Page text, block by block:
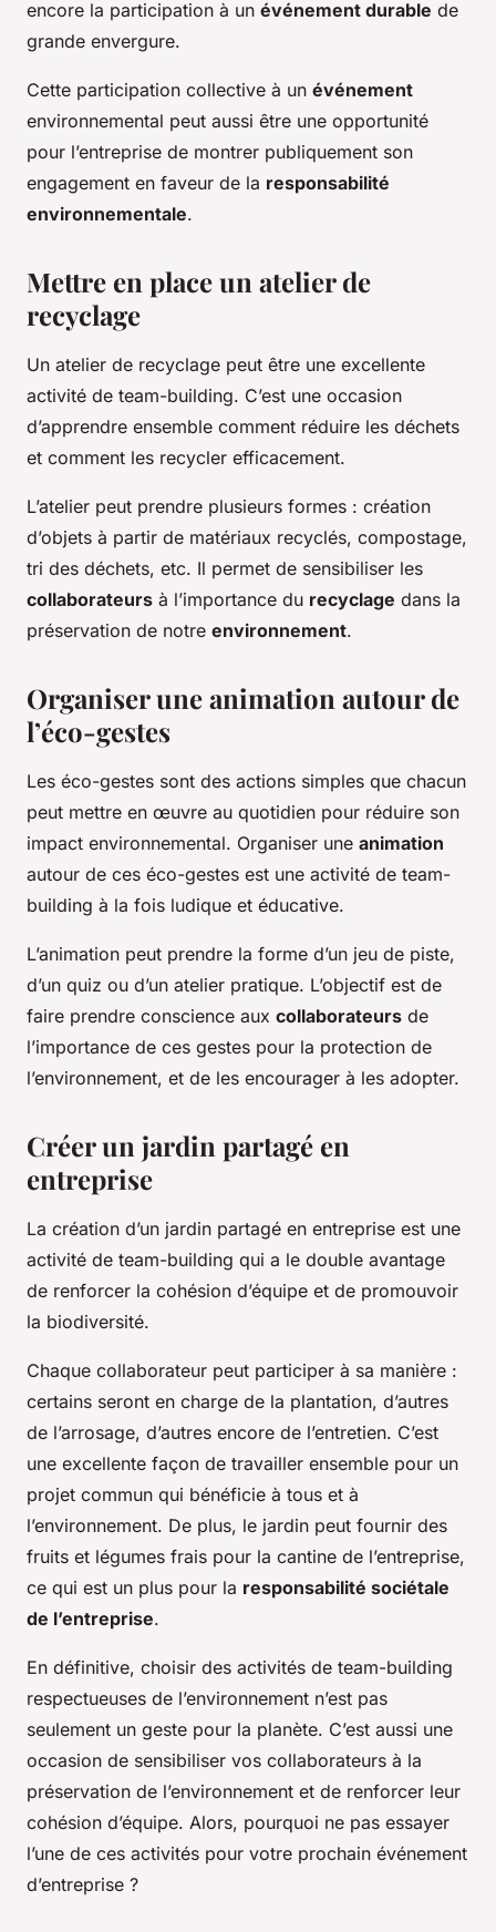
encore la participation à un événement durable de
grande envergure.
Cette participation collective à un événement
environnemental peut aussi être une opportunité
pour l’entreprise de montrer publiquement son
engagement en faveur de la responsabilité
environnementale.
Mettre en place un atelier de
recyclage
Un atelier de recyclage peut être une excellente
activité de team-building. C’est une occasion
d’apprendre ensemble comment réduire les déchets
et comment les recycler efficacement.
L’atelier peut prendre plusieurs formes : création
d’objets à partir de matériaux recyclés, compostage,
tri des déchets, etc. Il permet de sensibiliser les
collaborateurs à l’importance du recyclage dans la
préservation de notre environnement.
Organiser une animation autour de
l’éco-gestes
Les éco-gestes sont des actions simples que chacun
peut mettre en œuvre au quotidien pour réduire son
impact environnemental. Organiser une animation
autour de ces éco-gestes est une activité de team-
building à la fois ludique et éducative.
L’animation peut prendre la forme d’un jeu de piste,
d’un quiz ou d’un atelier pratique. L’objectif est de
faire prendre conscience aux collaborateurs de
l’importance de ces gestes pour la protection de
l’environnement, et de les encourager à les adopter.
Créer un jardin partagé en
entreprise
La création d’un jardin partagé en entreprise est une
activité de team-building qui a le double avantage
de renforcer la cohésion d’équipe et de promouvoir
la biodiversité.
Chaque collaborateur peut participer à sa manière :
certains seront en charge de la plantation, d’autres
de l’arrosage, d’autres encore de l’entretien. C’est
une excellente façon de travailler ensemble pour un
projet commun qui bénéficie à tous et à
l’environnement. De plus, le jardin peut fournir des
fruits et légumes frais pour la cantine de l’entreprise,
ce qui est un plus pour la responsabilité sociétale
de l’entreprise.
En définitive, choisir des activités de team-building
respectueuses de l’environnement n’est pas
seulement un geste pour la planète. C’est aussi une
occasion de sensibiliser vos collaborateurs à la
préservation de l’environnement et de renforcer leur
cohésion d’équipe. Alors, pourquoi ne pas essayer
l’une de ces activités pour votre prochain événement
d’entreprise ?